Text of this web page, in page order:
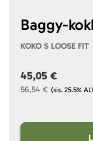
Baggy-
KOKO S LOOSE FIT
(sis. 25.5%
56,54 €
45,05 €
images
beginning
gallery